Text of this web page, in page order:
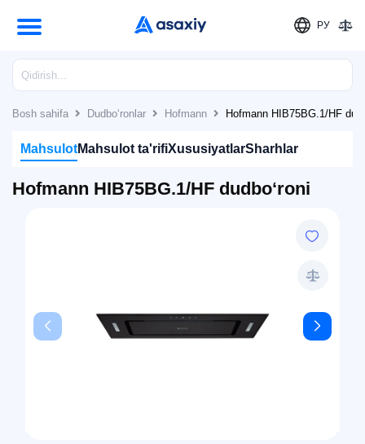
РУ
Bosh sahifa Dudbo‘ronlar Hofmann Hofmann HIB75BG.1/HF
MahsulotMahsulot ta'rifiXususiyatlarSharhlar
Hofmann HIB75BG.1/HF dudbo‘roni